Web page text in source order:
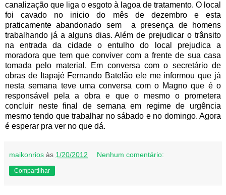
canalização que liga o esgoto à lagoa de tratamento. O local
foi cavado no inicio do mês de dezembro e esta
praticamente abandonado sem a presença de homens
trabalhando já a alguns dias. Além de prejudicar o trânsito
na entrada da cidade o entulho do local prejudica a
moradora que tem que conviver com a frente de sua casa
tomada pelo material. Em conversa com o secretário de
obras de Itapajé Fernando Batelão ele me informou que já
nesta semana teve uma conversa com o Magno que é o
responsável pela a obra e que o mesmo o prometera
concluir neste final de semana em regime de urgência
mesmo tendo que trabalhar no sábado e no domingo. Agora
é esperar pra ver no que dá.
maikonrios às 1/20/2012 Nenhum comentário:
Compartilhar